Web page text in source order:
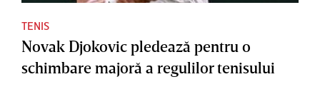
TENIS
Novak Djokovic pledează pentru o
schimbare majoră a regulilor tenisului